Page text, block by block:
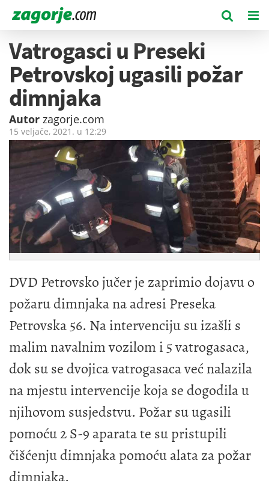
Vatrogasci u Preseki
Petrovskoj ugasili požar
dimnjaka
Autor zagorje.com
15 veljače, 2021. u 12:29
DVD Petrovsko jučer je zaprimio dojavu o
požaru dimnjaka na adresi Preseka
Petrovska 56. Na intervenciju su izašli s
malim navalnim vozilom i 5 vatrogasaca,
dok su se dvojica vatrogasaca već nalazila
na mjestu intervencije koja se dogodila u
njihovom susjedstvu. Požar su ugasili
pomoću 2 S-9 aparata te su pristupili
čišćenju dimnjaka pomoću alata za požar
dimnjaka.